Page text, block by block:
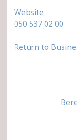
Website
050 537 02 00
Return to